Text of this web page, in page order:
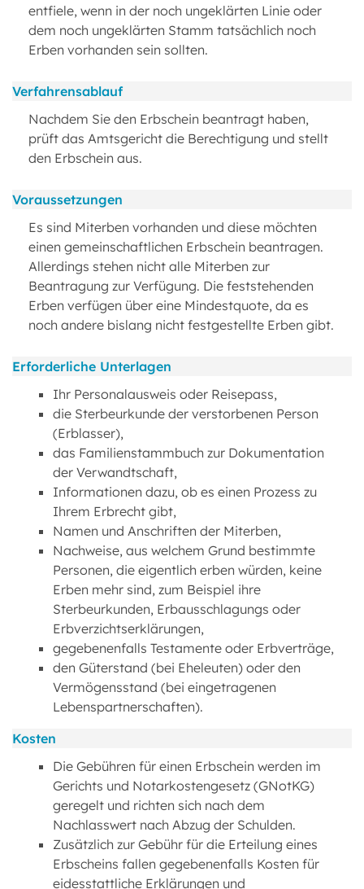
entfiele, wenn in der noch ungeklärten Linie oder
dem noch ungeklärten Stamm tatsächlich noch
Erben vorhanden sein sollten.
Verfahrensablauf
Nachdem Sie den Erbschein beantragt haben,
prüft das Amtsgericht die Berechtigung und stellt
den Erbschein aus.
Voraussetzungen
Es sind Miterben vorhanden und diese möchten
einen gemeinschaftlichen Erbschein beantragen.
Allerdings stehen nicht alle Miterben zur
Beantragung zur Verfügung. Die feststehenden
Erben verfügen über eine Mindestquote, da es
noch andere bislang nicht festgestellte Erben gibt.
Erforderliche Unterlagen
Ihr Personalausweis oder Reisepass,
die Sterbeurkunde der verstorbenen Person
(Erblasser),
das Familienstammbuch zur Dokumentation
der Verwandtschaft,
Informationen dazu, ob es einen Prozess zu
Ihrem Erbrecht gibt,
Namen und Anschriften der Miterben,
Nachweise, aus welchem Grund bestimmte
Personen, die eigentlich erben würden, keine
Erben mehr sind, zum Beispiel ihre
Sterbeurkunden, Erbausschlagungs oder
Erbverzichtserklärungen,
gegebenenfalls Testamente oder Erbverträge,
den Güterstand (bei Eheleuten) oder den
Vermögensstand (bei eingetragenen
Lebenspartnerschaften).
Kosten
Die Gebühren für einen Erbschein werden im
Gerichts und Notarkostengesetz (GNotKG)
geregelt und richten sich nach dem
Nachlasswert nach Abzug der Schulden.
Zusätzlich zur Gebühr für die Erteilung eines
Erbscheins fallen gegebenenfalls Kosten für
eidesstattliche Erklärungen und